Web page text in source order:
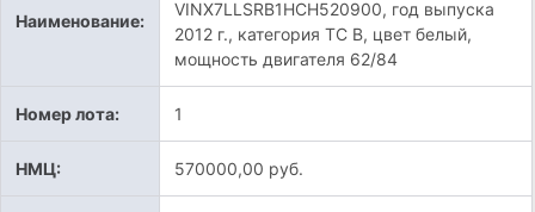
Наименование:
VINX7LLSRB1HCH520900, год выпуска
2012 г., категория ТС В, цвет белый,
мощность двигателя 62/84
Номер лота: 1
НМЦ: 570000,00 руб.